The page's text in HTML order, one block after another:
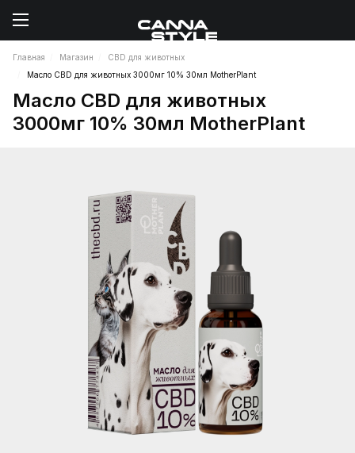
Главная Магазин
CBD для животных
Масло CBD для животных 3000мг 10% 30мл MotherPlant
Масло CBD для животных
3000мг 10% 30мл MotherPlant